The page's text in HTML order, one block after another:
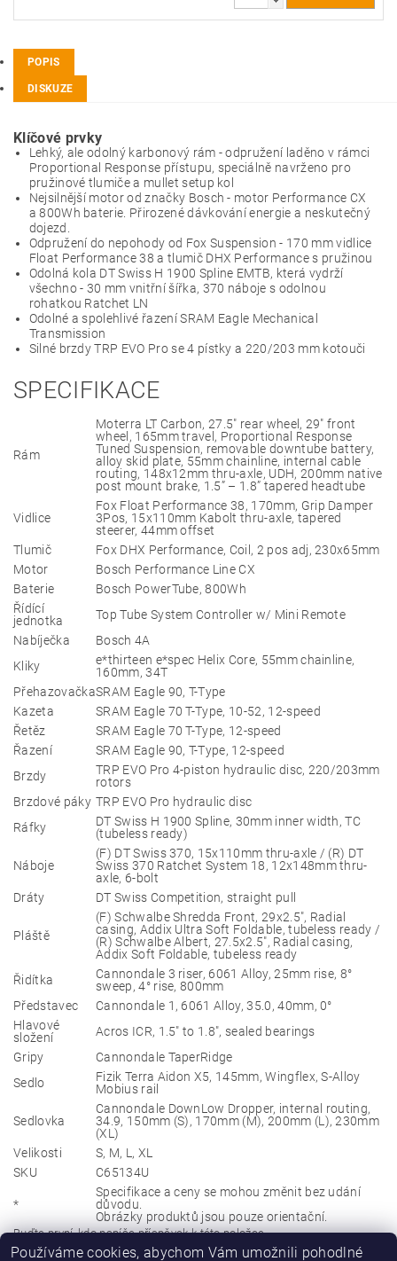
POPIS
DISKUZE
Klíčové prvky
Lehký, ale odolný karbonový rám - odpružení laděno v rámci
Proportional Response přístupu, speciálně navrženo pro
pružinové tlumiče a mullet setup kol
Nejsilnější motor od značky Bosch - motor Performance CX
a 800Wh baterie. Přirozené dávkování energie a neskutečný
dojezd.
Odpružení do nepohody od Fox Suspension - 170 mm vidlice
Float Performance 38 a tlumič DHX Performance s pružinou
Odolná kola DT Swiss H 1900 Spline EMTB, která vydrží
všechno - 30 mm vnitřní šířka, 370 náboje s odolnou
rohatkou Ratchet LN
Odolné a spolehlivé řazení SRAM Eagle Mechanical
Transmission
Silné brzdy TRP EVO Pro se 4 pístky a 220/203 mm kotouči
SPECIFIKACE
Rám
Moterra LT Carbon, 27.5" rear wheel, 29" front
wheel, 165mm travel, Proportional Response
Tuned Suspension, removable downtube battery,
alloy skid plate, 55mm chainline, internal cable
routing, 148x12mm thru-axle, UDH, 200mm native
post mount brake, 1.5” – 1.8” tapered headtube
Vidlice
Fox Float Performance 38, 170mm, Grip Damper
3Pos, 15x110mm Kabolt thru-axle, tapered
steerer, 44mm offset
Tlumič
Fox DHX Performance, Coil, 2 pos adj, 230x65mm
Motor
Bosch Performance Line CX
Baterie
Bosch PowerTube, 800Wh
Řídící
jednotka
Top Tube System Controller w/ Mini Remote
Nabíječka
Bosch 4A
Kliky
e*thirteen e*spec Helix Core, 55mm chainline,
160mm, 34T
PřehazovačkaSRAM Eagle 90, T-Type
Kazeta
SRAM Eagle 70 T-Type, 10-52, 12-speed
Řetěz
SRAM Eagle 70 T-Type, 12-speed
Řazení
SRAM Eagle 90, T-Type, 12-speed
Brzdy
TRP EVO Pro 4-piston hydraulic disc, 220/203mm
rotors
Brzdové páky TRP EVO Pro hydraulic disc
Ráfky
DT Swiss H 1900 Spline, 30mm inner width, TC
(tubeless ready)
Náboje
(F) DT Swiss 370, 15x110mm thru-axle / (R) DT
Swiss 370 Ratchet System 18, 12x148mm thru-
axle, 6-bolt
Dráty
DT Swiss Competition, straight pull
Pláště
(F) Schwalbe Shredda Front, 29x2.5", Radial
casing, Addix Ultra Soft Foldable, tubeless ready /
(R) Schwalbe Albert, 27.5x2.5", Radial casing,
Addix Soft Foldable, tubeless ready
Řidítka
Cannondale 3 riser, 6061 Alloy, 25mm rise, 8°
sweep, 4° rise, 800mm
Představec
Cannondale 1, 6061 Alloy, 35.0, 40mm, 0°
Hlavové
složení
Acros ICR, 1.5" to 1.8", sealed bearings
Gripy
Cannondale TaperRidge
Sedlo
Fizik Terra Aidon X5, 145mm, Wingflex, S-Alloy
Mobius rail
Sedlovka
Cannondale DownLow Dropper, internal routing,
34.9, 150mm (S), 170mm (M), 200mm (L), 230mm
(XL)
Velikosti
S, M, L, XL
SKU
C65134U
*
Specifikace a ceny se mohou změnit bez udání
důvodu.
Obrázky produktů jsou pouze orientační.
Buďte první, kdo napíše příspěvek k této položce.
Používáme cookies, abychom Vám umožnili pohodlné